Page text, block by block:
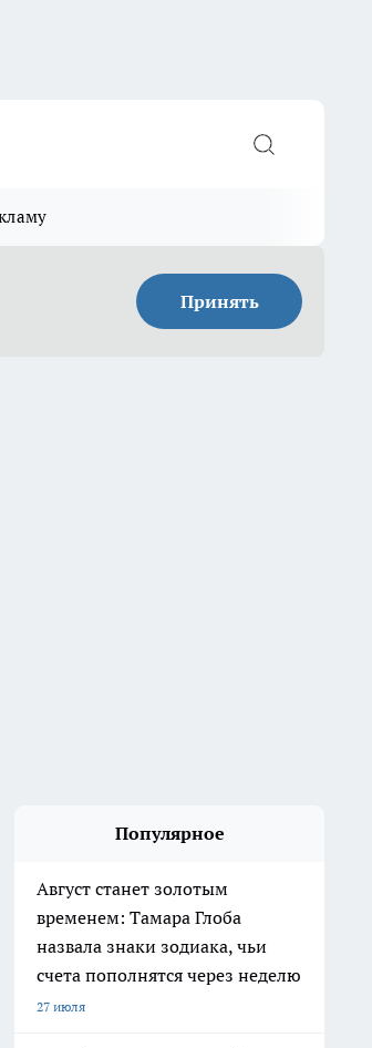
Принять
Популярное
Август станет золотым
временем: Тамара Глоба
назвала знаки зодиака, чьи
счета пополнятся через неделю
27 июля